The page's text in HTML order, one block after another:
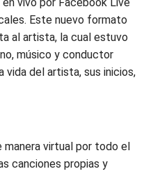
Este nuevo formato
al artista, la cual estuvo
músico y conductor
vida del artista, sus inicios,
manera virtual por todo el
canciones propias y